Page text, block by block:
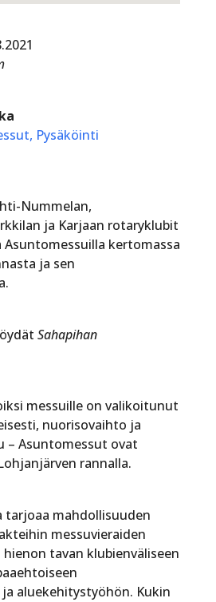
Pysäköinti
Nummelan,
ja Karjaan rotaryklubit
kertomassa
ja sen
Sahapihan
messuille on valikoitunut
nuorisovaihto ja
– Asuntomessut ovat
rannalla.
tarjoaa mahdollisuuden
messuvieraiden
hienon tavan klubienväliseen
aluekehitystyöhön. Kukin